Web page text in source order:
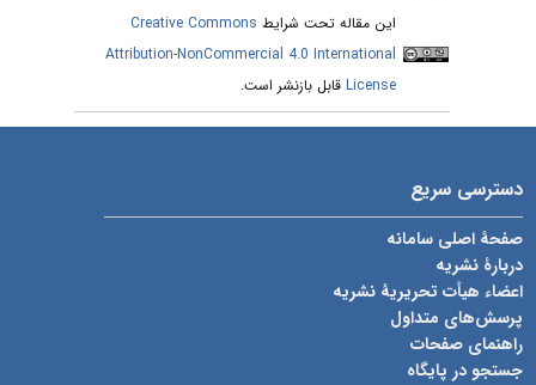
این مقاله تحت شرایطCreative Commons
Attribution-NonCommercial 4.0 International
Licenseقابل بازنشر است.
دسترسی سریع
صفحۀ اصلی سامانه
دربارۀ نشریه
اعضاء هیأت تحریریۀ نشریه
پرسش‌های متداول
راهنمای صفحات
جستجو در پایگاه